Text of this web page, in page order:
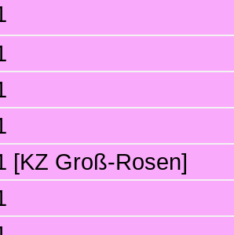
[KZ Groß-Rosen]